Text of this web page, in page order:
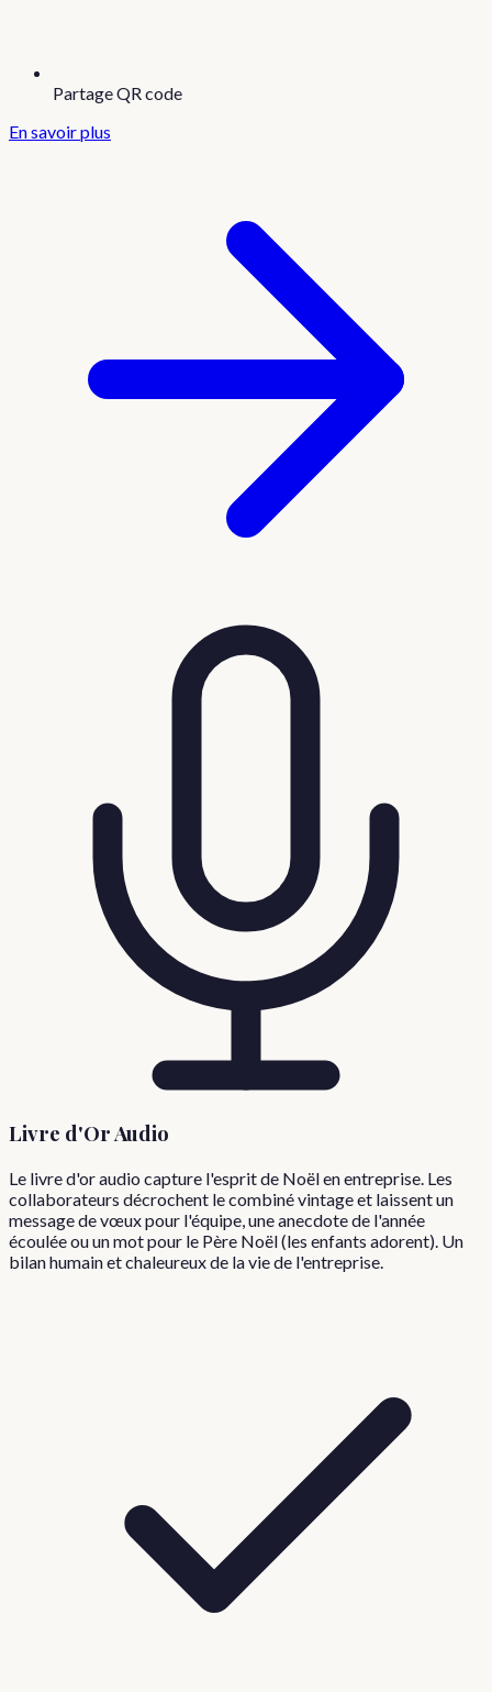
Partage QR code
En savoir plus
Livre d'Or Audio
Le livre d'or audio capture l'esprit de Noël en entreprise. Les
collaborateurs décrochent le combiné vintage et laissent un
message de vœux pour l'équipe, une anecdote de l'année
écoulée ou un mot pour le Père Noël (les enfants adorent). Un
bilan humain et chaleureux de la vie de l'entreprise.